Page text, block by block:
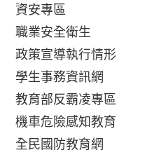
資安專區
職業安全衛生
政策宣導執行情形
學生事務資訊網
教育部反霸凌專區
機車危險感知教育
全民國防教育網